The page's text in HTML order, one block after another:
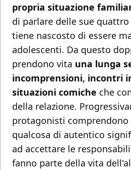
propria situazione
di parlare delle sue
tiene nascosto di essere
adolescenti. Da questo
prendono vita una lunga
incomprensioni, incontri
situazioni comiche che
della relazione.
protagonisti comprendono
qualcosa di autentico
ad accettare le
fanno parte della vita